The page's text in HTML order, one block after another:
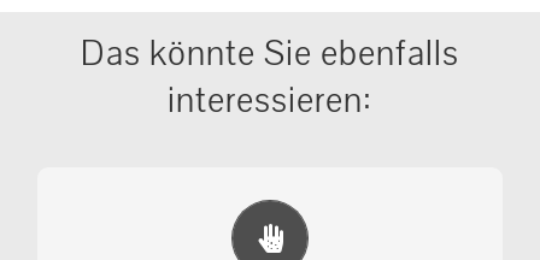
Das könnte Sie ebenfalls
interessieren:
Erste Hilfe Maßnahmen